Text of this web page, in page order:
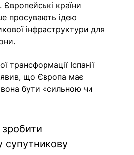
. Європейські країни
просувають ідею
інфраструктури для
трансформації Іспанії
що Європа має
бути «сильною чи
супутникову